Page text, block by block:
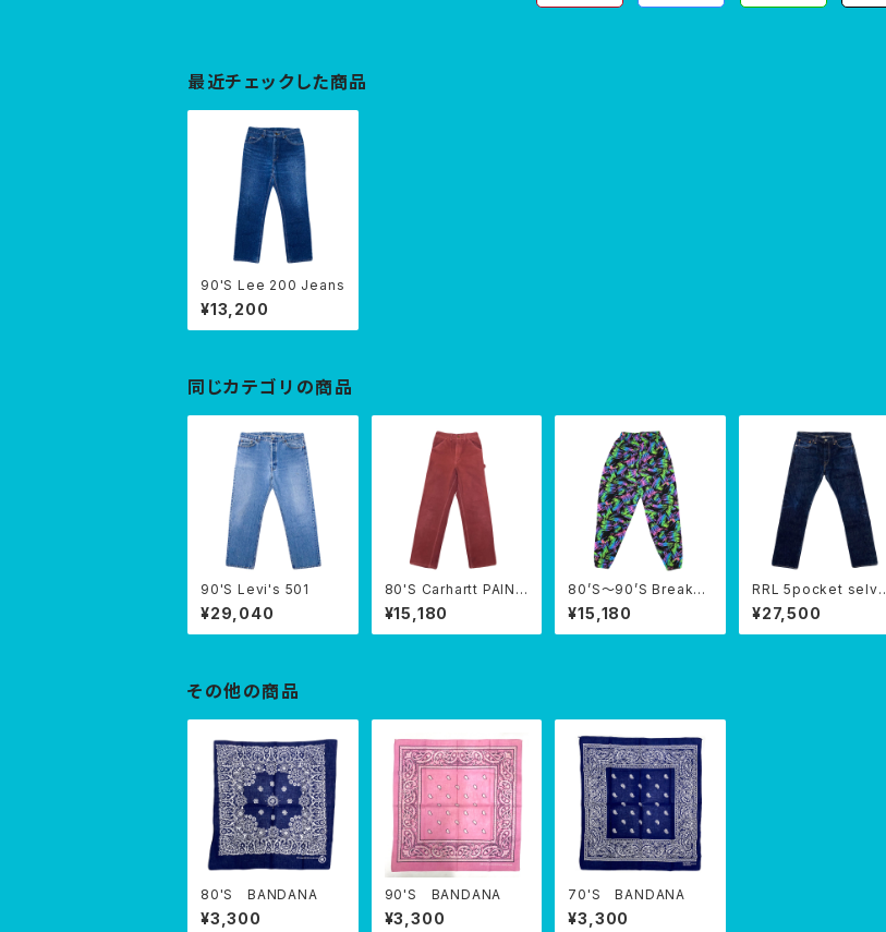
最近チェックした商品
90'S Lee 200 Jeans
¥13,200
同じカテゴリの商品
90'S Levi's 501
¥29,040
80'S Carhartt PAINT
ER PANTS
¥15,180
80’S〜90’S Breaker
s easy pants
¥15,180
RRL 5pocket selve
dge denim
¥27,500
その他の商品
80'S BANDANA
¥3,300
90'S BANDANA
¥3,300
70'S BANDANA
¥3,300